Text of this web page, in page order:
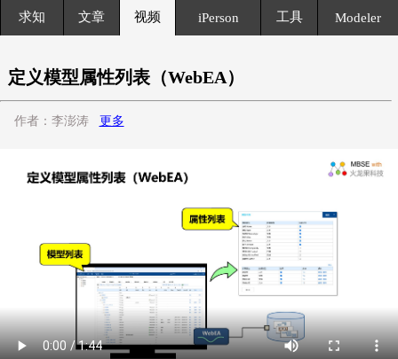
求知 文章 视频 iPerson 工具 Modeler
定义模型属性列表（WebEA）
作者：李澎涛 更多